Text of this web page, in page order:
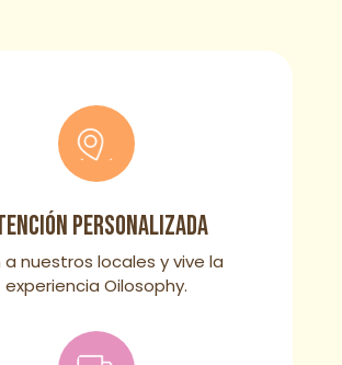
personalizada
a nuestros locales y vive la
experiencia Oilosophy.